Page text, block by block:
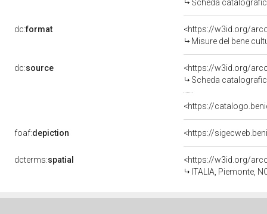
Scheda
dc:format
<https://w3id.org/
Misure del bene
dc:source
<https://w3id.org/
Scheda
<https://
foaf:depiction
dcterms:spatial
<https://w3id.org/
ITALIA, Piemonte,